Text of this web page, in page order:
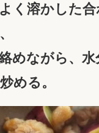
く溶かした
めながら、水
める。